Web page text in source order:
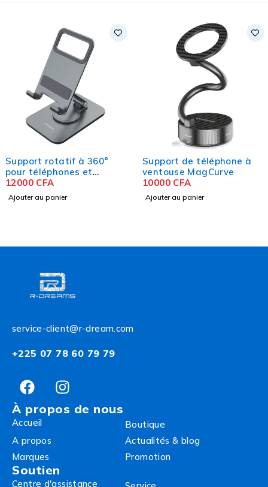
Support rotatif à 360°
pour téléphones et
tablettes
12000 CFA
Ajouter au panier
Support de téléphone à
ventouse MagCurve
10000 CFA
Ajouter au panier
service-client@r-dream.com
+225 07 78 60 79 79
À propos de nous
Accueil
Boutique
A propos
Actualités & blog
Marques
Promotion
Soutien
Centre d'assistance